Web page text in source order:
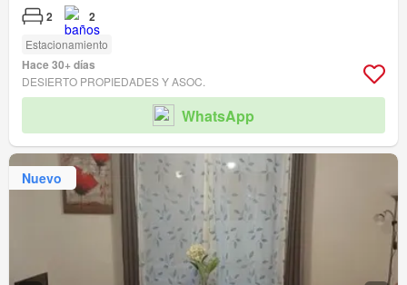
2 2
Estacionamiento
Hace 30+ días
DESIERTO PROPIEDADES Y ASOC.
WhatsApp
Nuevo